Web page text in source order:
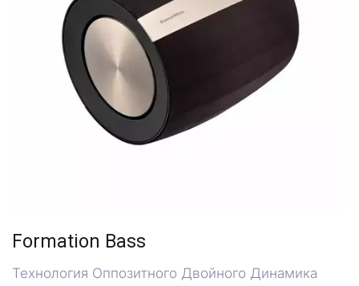
Formation Bass
Технология Оппозитного Двойного Динамика